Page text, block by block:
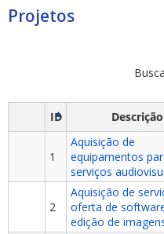
Projetos
ID Descrição
1
Aquisição de
equipamentos
serviços
2
Aquisição de
oferta de
edição de